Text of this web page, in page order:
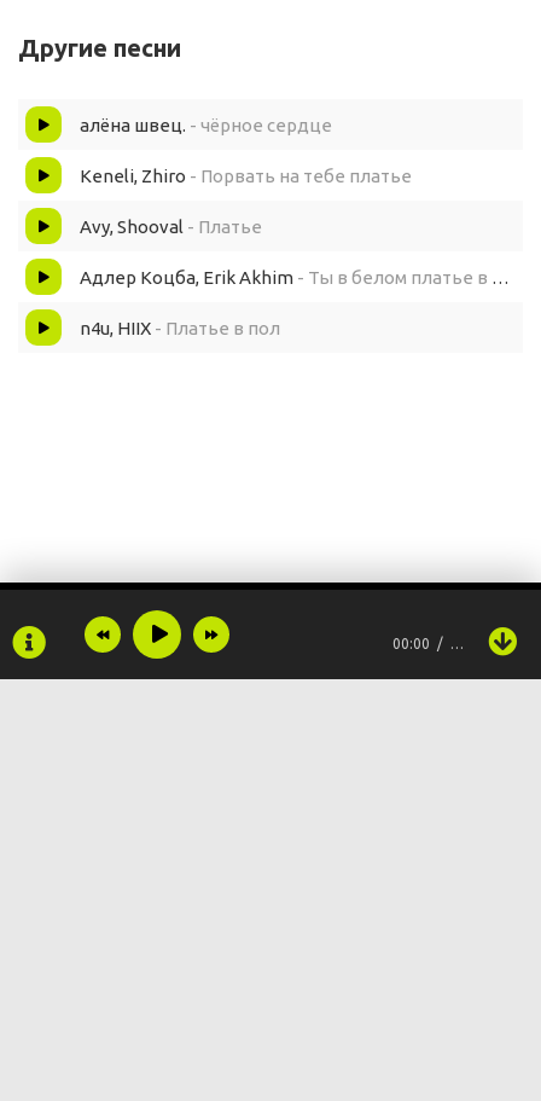
Другие песни
алёна швец. - чёрное сердце
Keneli, Zhiro - Порвать на тебе платье
Avy, Shooval - Платье
Адлер Коцба, Erik Akhim - Ты в белом платье в платье
n4u, HIIX - Платье в пол
00:00